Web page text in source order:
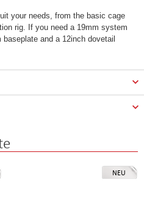
your needs, from the basic cage
rig. If you need a 19mm system
and a 12inch dovetail
NEU